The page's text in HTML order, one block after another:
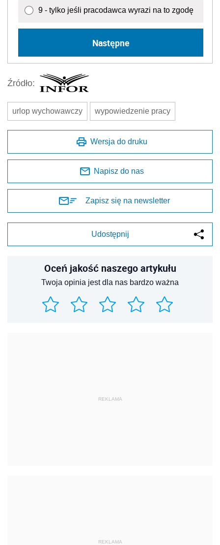
9 - tylko jeśli pracodawca wyrazi na to zgodę
Następne
Źródło:
urlop wychowawczy wypowiedzenie pracy
Wersja do druku
Napisz do nas
Zapisz się na newsletter
Udostępnij
Oceń jakość naszego artykułu
Twoja opinia jest dla nas bardzo ważna
REKLAMA
REKLAMA